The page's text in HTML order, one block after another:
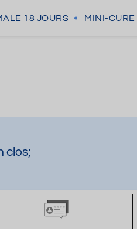
18 JOURS MINI-CURE
clos;